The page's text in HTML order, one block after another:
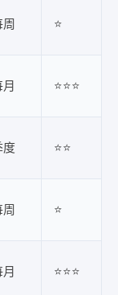
周 ⭐
⭐⭐⭐
度 ⭐⭐
周 ⭐
⭐⭐⭐